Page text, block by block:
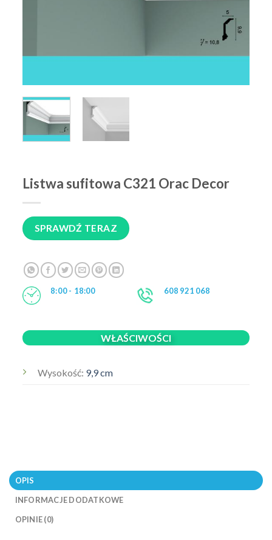
Listwa sufitowa C321 Orac Decor
SPRAWDŹ TERAZ
8:00 - 18:00 608 921 068
WŁAŚCIWOŚCI
Wysokość: 9,9 cm
OPIS
INFORMACJE DODATKOWE
OPINIE (0)